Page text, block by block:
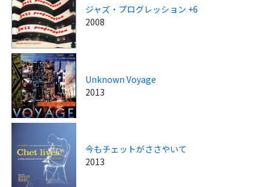
ジャズ・プログレッション +6
2008
Unknown Voyage
2013
今もチェットがささやいて
2013